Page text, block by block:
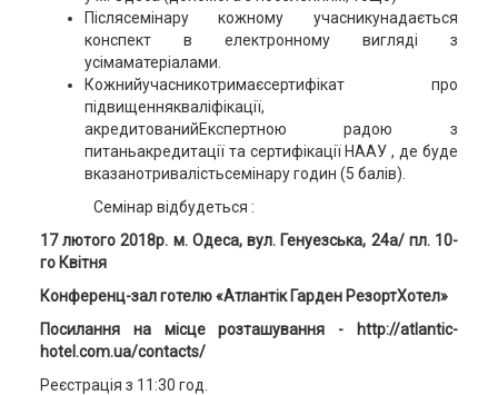
Післясемінару кожному учасникунадається
конспект в електронному вигляді з
усімаматеріалами.
Кожнийучасникотримаєсертифікат про
підвищеннякваліфікації,
акредитованийЕкспертною радою з
питаньакредитації та сертифікації НААУ , де буде
вказанотривалістьсемінару годин (5 балів).
Семінар відбудеться :
17 лютого 2018р. м. Одеса, вул. Генуезська, 24a/ пл. 10-
го Квітня
Конференц-зал готелю «Атлантік Гарден РезортХотел»
Посилання на місце розташування -
http://atlantic-
hotel.com.ua/contacts/
Реєстрація з 11:30 год.